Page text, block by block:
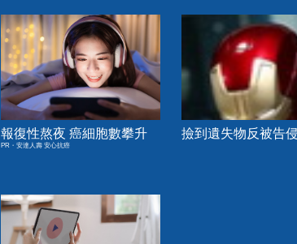
報復性熬夜 癌細胞數攀升
PR・安達人壽 安心抗癌
撿到遺失物反被告